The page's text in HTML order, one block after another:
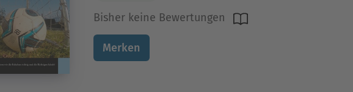
Bisher keine Bewertungen
Merken